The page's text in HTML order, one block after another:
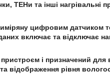
ТЕНи та інші нагрівальні
цифровим датчиком
включає та відключає
і призначений для
відображення рівня